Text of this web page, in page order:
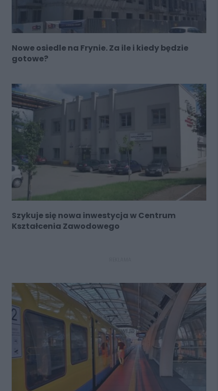
Nowe osiedle na Frynie. Za ile i kiedy będzie
gotowe?
Szykuje się nowa inwestycja w Centrum
Kształcenia Zawodowego